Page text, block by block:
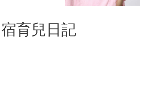
育兒日記